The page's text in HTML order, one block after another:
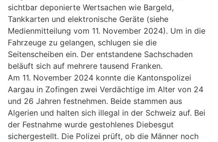
sichtbar deponierte Wertsachen wie Bargeld,
Tankkarten und elektronische Geräte (siehe
Medienmitteilung vom 11. November 2024). Um in die
Fahrzeuge zu gelangen, schlugen sie die
Seitenscheiben ein. Der entstandene Sachschaden
beläuft sich auf mehrere tausend Franken.
Am 11. November 2024 konnte die Kantonspolizei
Aargau in Zofingen zwei Verdächtige im Alter von 24
und 26 Jahren festnehmen. Beide stammen aus
Algerien und halten sich illegal in der Schweiz auf. Bei
der Festnahme wurde gestohlenes Diebesgut
sichergestellt. Die Polizei prüft, ob die Männer noch